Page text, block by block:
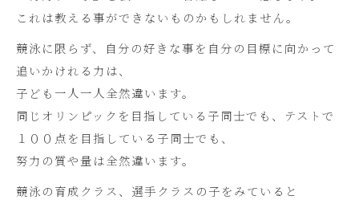
これは教える事ができないものかもしれません。
競泳に限らず、自分の好きな事を自分の目標に向かって
追いかけれる力は、
子ども一人一人全然違います。
同じオリンピックを目指している子同士でも、テストで
１００点を目指している子同士でも、
努力の質や量は全然違います。
競泳の育成クラス、選手クラスの子をみていると